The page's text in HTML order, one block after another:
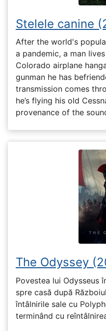
Stelele canine
After the world's
a pandemic, a man
Colorado airplane
gunman he has
transmission comes
he’s flying his old
provenance of the
The Odyssey
Povestea lui Odysseus
spre casă după
întâlnirile sale cu
terminând cu